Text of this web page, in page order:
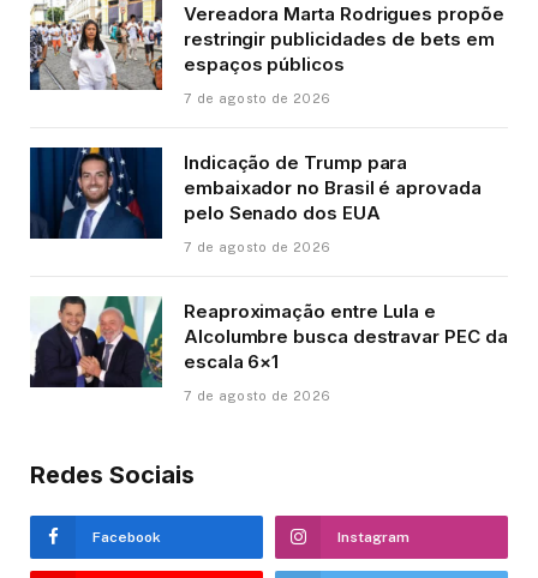
Vereadora Marta Rodrigues propõe
restringir publicidades de bets em
espaços públicos
7 de agosto de 2026
Indicação de Trump para
embaixador no Brasil é aprovada
pelo Senado dos EUA
7 de agosto de 2026
Reaproximação entre Lula e
Alcolumbre busca destravar PEC da
escala 6×1
7 de agosto de 2026
Redes Sociais
Facebook Instagram